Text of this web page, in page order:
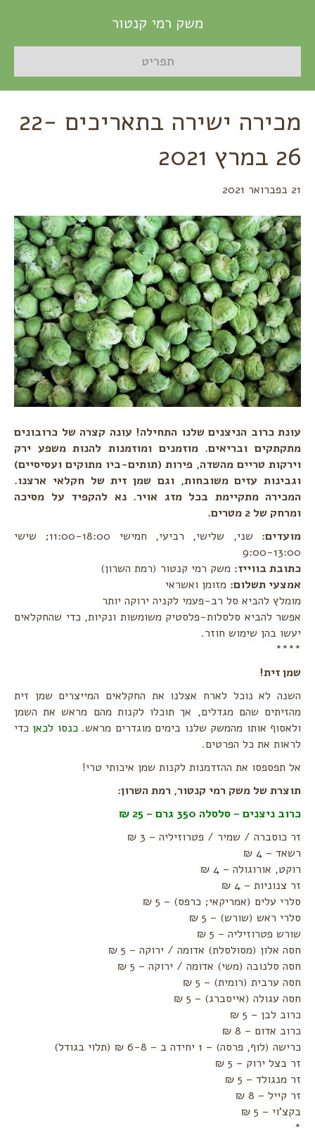
משק רמי קנטור
תפריט
מכירה ישירה בתאריכים 22-
26 במרץ 2021
21 בפברואר 2021
עונת כרוב הניצנים שלנו התחילה! עונה קצרה של כרובונים
מתקתקים ובריאים. מוזמנים ומוזמנות להנות משפע ירק
וירקות טריים מהשדה, פירות (תותים-ביו מתוקים ועסיסיים)
וגבינות עזים משובחות, וגם שמן זית של חקלאי ארצנו.
המכירה מתקיימת בכל מזג אויר. נא להקפיד על מסיכה
ומרחק של 2 מטרים.
מועדים:
שני, שלישי, רביעי, חמישי 11:00-18:00; שישי
9:00-13:00
כתובת בווייז: משק רמי קנטור (רמת השרון)
אמצעי תשלום: מזומן ואשראי
מומלץ להביא סל רב-פעמי לקניה ירוקה יותר
אפשר להביא סלסלות-פלסטיק משומשות ונקיות, כדי שהחקלאים
יעשו בהן שימוש חוזר.
****
שמן זית!
השנה לא נוכל לארח אצלנו את החקלאים המייצרים שמן זית
מהזיתים שהם מגדלים, אך תוכלו לקנות מהם מראש את השמן
ולאסוף אותו מהמשק שלנו בימים מוגדרים מראש. כנסו לכאן כדי
לראות את כל הפרטים.
אל תפספסו את ההזדמנות לקנות שמן איכותי טרי!
תוצרת של משק רמי קנטור, רמת השרון:
כרוב ניצנים – סלסלה 350 גרם – 25 ₪
זר כוסברה / שמיר / פטרוזיליה – 3 ₪
רשאד – 4 ₪
רוקט, אורוגולה – 4 ₪
זר צנוניות – 4 ₪
סלרי עלים (אמריקאי; כרפס) – 5 ₪
סלרי ראש (שורש) – 5 ₪
שורש פטרוזיליה – 5 ₪
חסה אלון (מסולסלת) אדומה / ירוקה – 5 ₪
חסה סלנובה (משי) אדומה / ירוקה – 5 ₪
חסה ערבית (רומית) – 5 ₪
חסה עגולה (אייסברג) – 5 ₪
כרוב לבן – 5 ₪
כרוב אדום – 8 ₪
כרישה (לוף, פרסה) – 1 יחידה ב – 6-8 ₪ (תלוי בגודל)
זר בצל ירוק – 5 ₪
זר מנגולד – 5 ₪
זר קייל – 8 ₪
בקצ'וי – 5 ₪
*